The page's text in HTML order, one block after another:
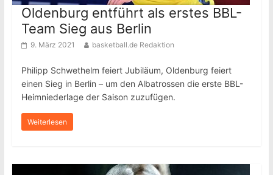
Oldenburg entführt als erstes BBL-
Team Sieg aus Berlin
9. März 2021 basketball.de Redaktion
Philipp Schwethelm feiert Jubiläum, Oldenburg feiert
einen Sieg in Berlin – um den Albatrossen die erste BBL-
Heimniederlage der Saison zuzufügen.
Weiterlesen